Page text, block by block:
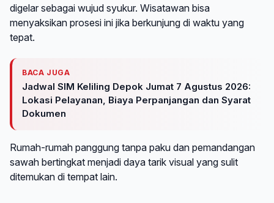
digelar sebagai wujud syukur. Wisatawan bisa
menyaksikan prosesi ini jika berkunjung di waktu yang
tepat.
BACA JUGA
Jadwal SIM Keliling Depok Jumat 7 Agustus 2026:
Lokasi Pelayanan, Biaya Perpanjangan dan Syarat
Dokumen
Rumah-rumah panggung tanpa paku dan pemandangan
sawah bertingkat menjadi daya tarik visual yang sulit
ditemukan di tempat lain.